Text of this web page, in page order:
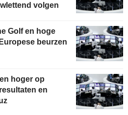
volgen
Golf en hoge
beurzen
hoger op
en